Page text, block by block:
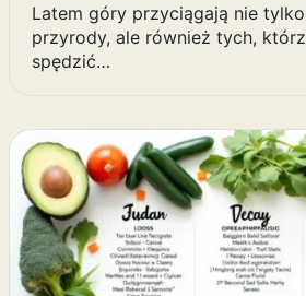
Latem góry przyciągają nie tylko
przyrody, ale również tych,
spędzić…